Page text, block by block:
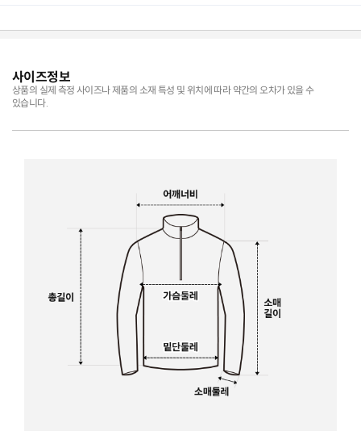
사이즈정보
상품의 실제 측정 사이즈나 제품의 소재 특성 및 위치에 따라 약간의 오차가 있을 수
있습니다.